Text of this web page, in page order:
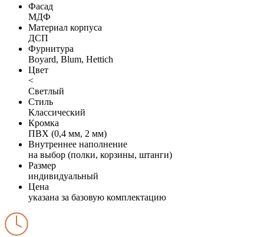
Фасад
МДФ
Материал корпуса
ДСП
Фурнитура
Boyard, Blum, Hettich
Цвет
<
Светлый
Стиль
Классический
Кромка
ПВХ (0,4 мм, 2 мм)
Внутреннее наполнение
на выбор (полки, корзины, штанги)
Размер
индивидуальный
Цена
указана за базовую комплектацию